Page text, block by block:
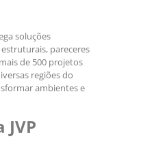
soluções
pareceres
de 500 projetos
regiões do
ambientes e